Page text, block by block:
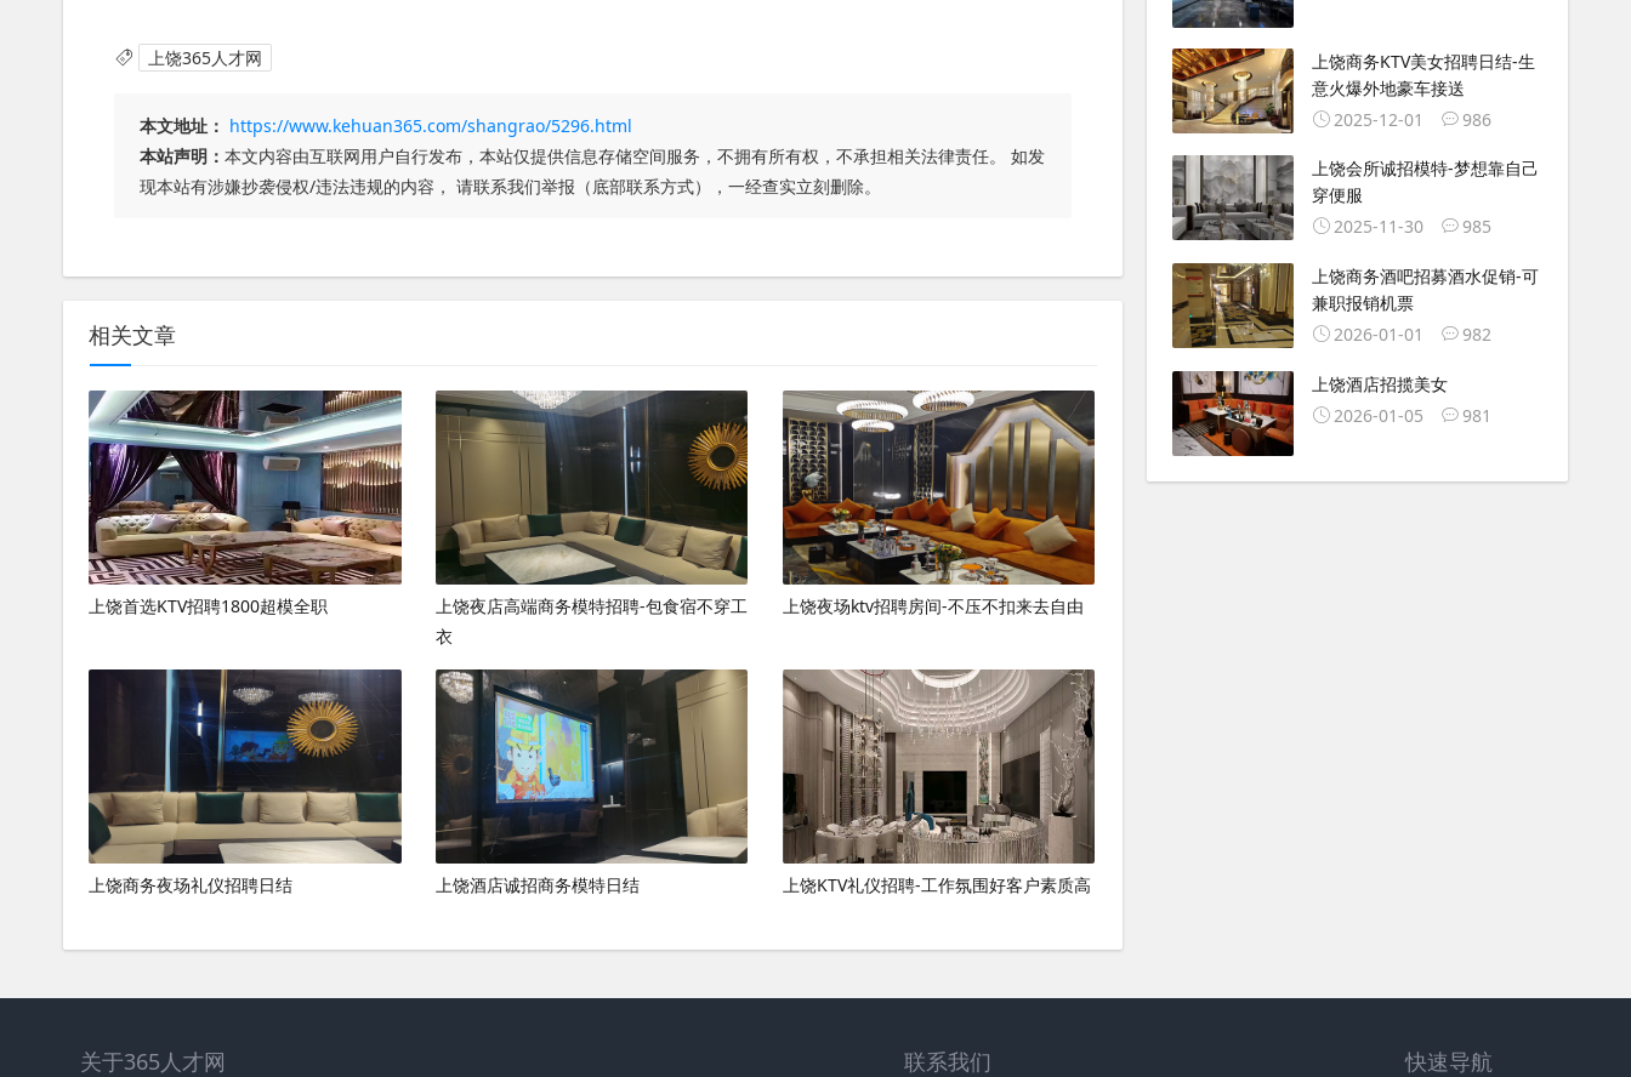
上饶365人才网
本文地址： https://www.kehuan365.com/shangrao/5296.html
本站声明： 本文内容由互联网用户自行发布，本站仅提供信息存储空间服务，不拥有所有权，不承担相关法律责任。 如发
现本站有涉嫌抄袭侵权/违法违规的内容， 请联系我们举报（底部联系方式），一经查实立刻删除。
相关文章
上饶首选KTV招聘1800超模全职
上饶夜店高端商务模特招聘-包食宿不穿工
衣
上饶夜场ktv招聘房间-不压不扣来去自由
上饶商务夜场礼仪招聘日结 上饶酒店诚招商务模特日结 上饶KTV礼仪招聘-工作氛围好客户素质高
上饶商务KTV美女招聘日结-生
意火爆外地豪车接送
2025-12-01
986
上饶会所诚招模特-梦想靠自己
穿便服
2025-11-30
985
上饶商务酒吧招募酒水促销-可
兼职报销机票
2026-01-01
982
上饶酒店招揽美女
2026-01-05
981
关于365人才网 联系我们 快速导航